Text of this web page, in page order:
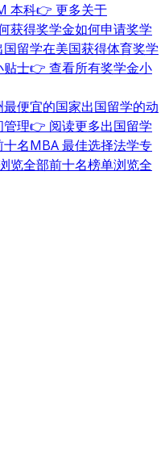
本科👉 更多关于
获得奖学金如何申请奖学
留学在美国获得体育奖学
贴士👉 查看所有奖学金小
最便宜的国家出国留学的动
管理👉 阅读更多出国留学
十名MBA 最佳选择法学专
览全部前十名榜单浏览全